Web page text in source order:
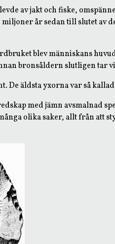
av jakt och fiske,
år sedan till slutet av
blev människans
bronsåldern slutligen tar
De äldsta yxorna var så
med jämn avsmalnad
olika saker, allt från att